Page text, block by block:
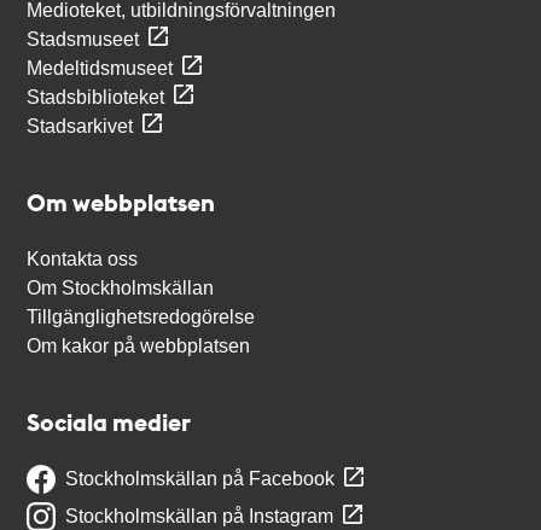
Medioteket, utbildningsförvaltningen
Stadsmuseet
Medeltidsmuseet
Stadsbiblioteket
Stadsarkivet
Om webbplatsen
Kontakta oss
Om Stockholmskällan
Tillgänglighetsredogörelse
Om kakor på webbplatsen
Sociala medier
Stockholmskällan på Facebook
Stockholmskällan på Instagram